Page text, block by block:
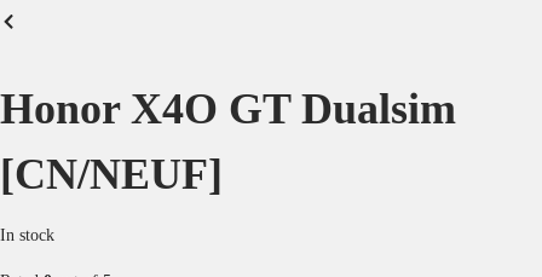
Honor X4O GT Dualsim
[CN/NEUF]
In stock